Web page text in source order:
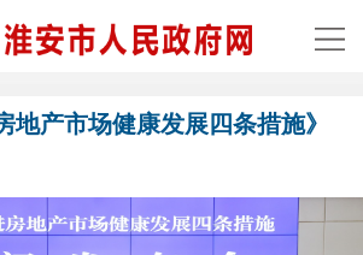
地产市场健康发展四条措施》